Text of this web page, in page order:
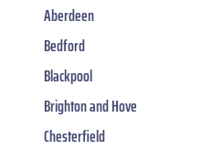
Aberdeen
Bedford
Blackpool
Brighton and Hove
Chesterfield